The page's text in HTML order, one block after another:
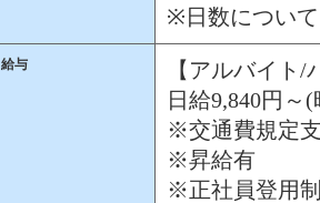
※日数につい
給与
【アルバイト/
日給9,840円～
※交通費規定
※昇給有
※正社員登用